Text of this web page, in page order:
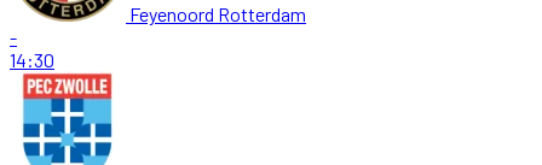
Feyenoord Rotterdam
-
14:30